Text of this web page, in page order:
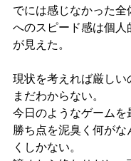
でには感じなかった全
へのスピード感は個人
が見えた。
現状を考えれば厳しい
まだわからない。
今日のようなゲームを
勝ち点を泥臭く何がな
くしかない。